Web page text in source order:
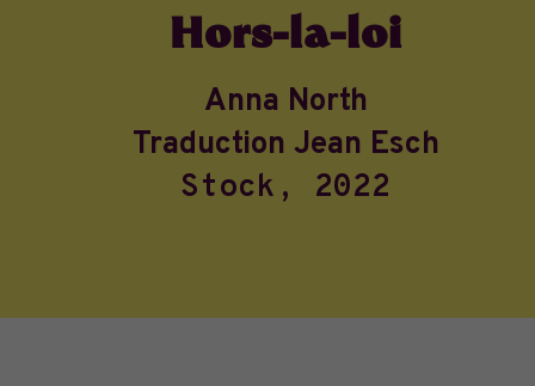
Hors-la-loi
Anna North
Traduction Jean Esch
Stock, 2022